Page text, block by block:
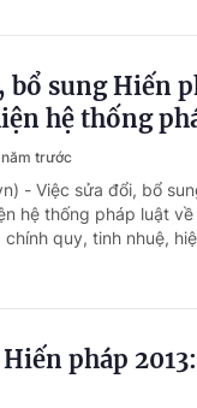
bổ sung Hiến
hệ thống
năm trước
- Việc sửa đổi, bổ
hệ thống pháp luật
chính quy, tinh nhuệ,
Hiến pháp